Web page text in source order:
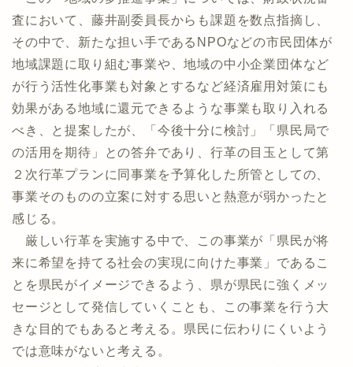
査において、藤井副委員長からも課題を数点指摘し、
その中で、新たな担い手であるNPOなどの市民団体が
地域課題に取り組む事業や、地域の中小企業団体など
が行う活性化事業も対象とするなど経済雇用対策にも
効果がある地域に還元できるような事業も取り入れる
べき、と提案したが、「今後十分に検討」「県民局で
の活用を期待」との答弁であり、行革の目玉として第
２次行革プランに同事業を予算化した所管としての、
事業そのものの立案に対する思いと熱意が弱かったと
感じる。
厳しい行革を実施する中で、この事業が「県民が将
来に希望を持てる社会の実現に向けた事業」であるこ
とを県民がイメージできるよう、県が県民に強くメッ
セージとして発信していくことも、この事業を行う大
きな目的でもあると考える。県民に伝わりにくいよう
では意味がないと考える。